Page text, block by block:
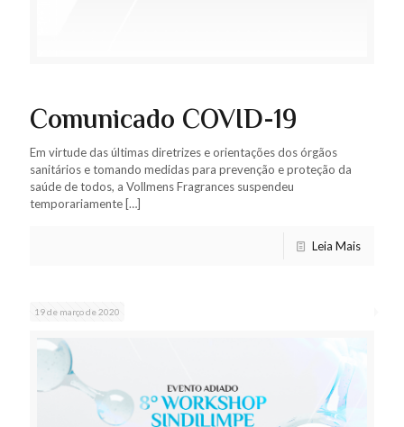
Comunicado COVID-19
Em virtude das últimas diretrizes e orientações dos órgãos
sanitários e tomando medidas para prevenção e proteção da
saúde de todos, a Vollmens Fragrances suspendeu
temporariamente […]
Leia Mais
19 de março de 2020